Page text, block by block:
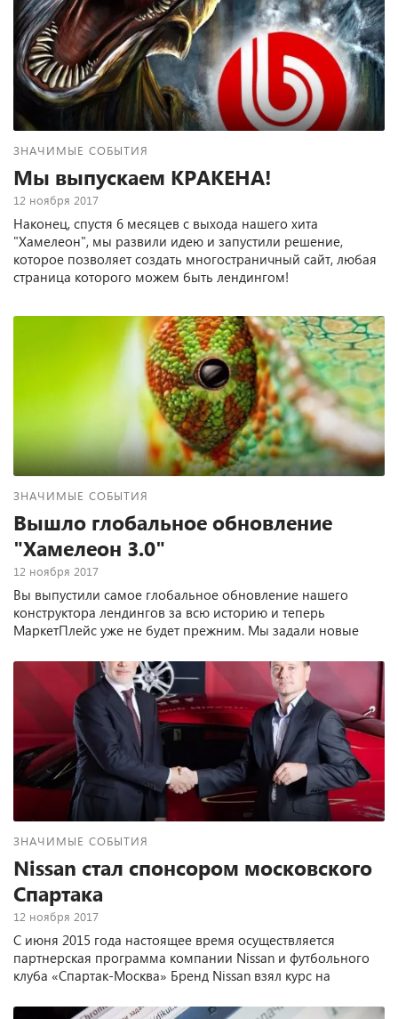
ЗНАЧИМЫЕ СОБЫТИЯ
Мы выпускаем КРАКЕНА!
12 ноября 2017
Наконец, спустя 6 месяцев с выхода нашего хита
"Хамелеон", мы развили идею и запустили решение,
которое позволяет создать многостраничный сайт, любая
страница которого можем быть лендингом!
ЗНАЧИМЫЕ СОБЫТИЯ
Вышло глобальное обновление
"Хамелеон 3.0"
12 ноября 2017
Вы выпустили самое глобальное обновление нашего
конструктора лендингов за всю историю и теперь
МаркетПлейс уже не будет прежним. Мы задали новые
ЗНАЧИМЫЕ СОБЫТИЯ
Nissan стал спонсором московского
Спартака
12 ноября 2017
С июня 2015 года настоящее время осуществляется
партнерская программа компании Nissan и футбольного
клуба «Спартак-Москва» Бренд Nissan взял курс на